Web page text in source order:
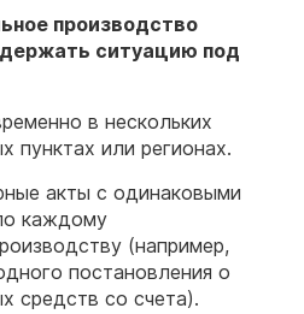
производство
ситуацию под
в нескольких
пунктах или регионах.
акты с одинаковыми
каждому
(например,
постановления о
средств со счета).